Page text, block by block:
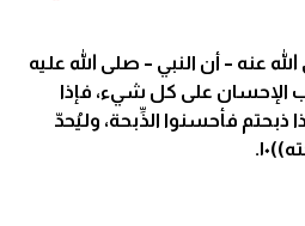
عنه – أن النبي – صلى الله عليه
الإحسان على كل شيء، فإذا
ذبحتم فأحسنوا الذِّبحة، وليُحدّ